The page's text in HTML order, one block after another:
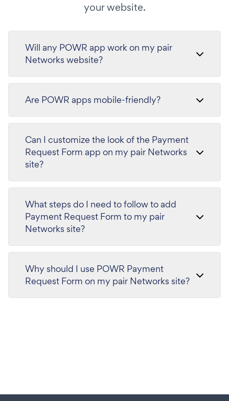
your website.
Will any POWR app work on my pair
Networks website?
Are POWR apps mobile-friendly?
Can I customize the look of the Payment
Request Form app on my pair Networks
site?
What steps do I need to follow to add
Payment Request Form to my pair
Networks site?
Why should I use POWR Payment
Request Form on my pair Networks site?